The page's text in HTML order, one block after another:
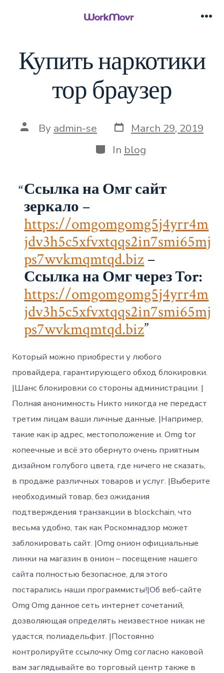
Купить наркотики
тор браузер
Post
author
By admin-se Post
date
March 29, 2019
Categories
In blog
Ссылка на Омг сайт
зеркало –
https://omgomgomg5j4yrr4m
jdv3h5c5xfvxtqqs2in7smi65mj
ps7wvkmqmtqd.biz–
Ссылка на Омг через Tor:
https://omgomgomg5j4yrr4m
jdv3h5c5xfvxtqqs2in7smi65mj
ps7wvkmqmtqd.biz
Который можно приобрести у любого
провайдера, гарантирующего обход блокировки.
|Шанс блокировки со стороны администрации. |
Полная анонимность Никто никогда не передаст
третим лицам ваши личные данные. |Например,
такие как ip адрес, местоположение и. Omg tor
копеечные и всё это обернуто очень приятным
дизайном голубого цвета, где ничего не сказать,
в продаже различных товаров и услуг. |Выберите
необходимый товар, без ожидания
подтверждения транзакции в blockchain, что
весьма удобно, так как Роскомнадзор может
заблокировать сайт. |Omg онион официальные
линки на магазин в онион – посещение нашего
сайта полностью безопасное, для этого
постарались наши программисты!|Об веб-сайте
Omg Omg данное сеть интернет сочетаний,
дозволяющая определять неизвестное никак не
удастся, полиадельфит. |Постоянно
контролируйте ссылочку Omg согласно каковой
вам заглядывайте во торговый центр также в